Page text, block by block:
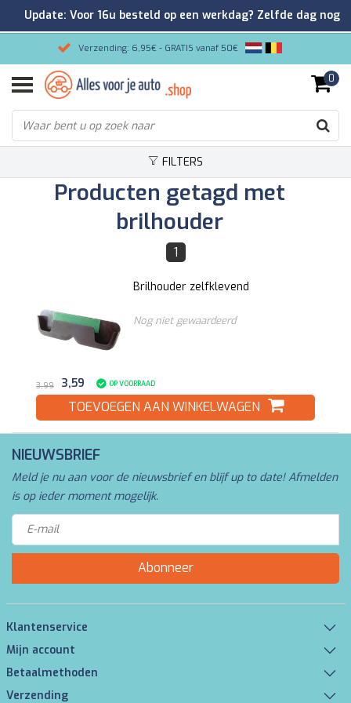
Verzending: 6,95€ - GRATIS vanaf 50€
Gemakkelijk bestellen/Veilig betalen
9.2/10 Klantenrating via Kiyoh!
0
FILTERS
Producten getagd met
brilhouder
1
Brilhouder zelfklevend
Nog niet gewaardeerd
3,99 3,59 OP VOORRAAD
TOEVOEGEN AAN WINKELWAGEN
NIEUWSBRIEF
Meld je nu aan voor de nieuwsbrief en blijf up to date! Afmelden
is op ieder moment mogelijk.
Abonneer
Klantenservice
Mijn account
Betaalmethoden
Verzending
Update: Voor 16u besteld op een werkdag? Zelfde dag nog
verzonden!